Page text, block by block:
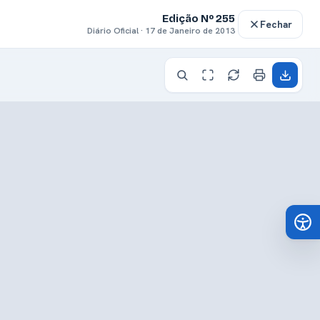
Edição Nº 255
Diário Oficial · 17 de Janeiro de 2013 Fechar